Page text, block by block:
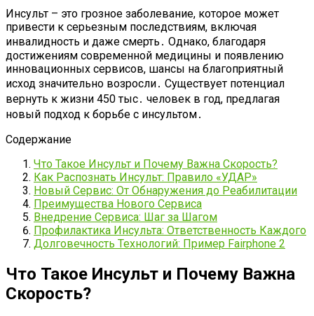
Инсульт – это грозное заболевание, которое может
привести к серьезным последствиям, включая
инвалидность и даже смерть․ Однако, благодаря
достижениям современной медицины и появлению
инновационных сервисов, шансы на благоприятный
исход значительно возросли․ Существует потенциал
вернуть к жизни 450 тыс․ человек в год, предлагая
новый подход к борьбе с инсультом․
Содержание
Что Такое Инсульт и Почему Важна Скорость?
Как Распознать Инсульт: Правило «УДАР»
Новый Сервис: От Обнаружения до Реабилитации
Преимущества Нового Сервиса
Внедрение Сервиса: Шаг за Шагом
Профилактика Инсульта: Ответственность Каждого
Долговечность Технологий: Пример Fairphone 2
Что Такое Инсульт и Почему Важна
Скорость?